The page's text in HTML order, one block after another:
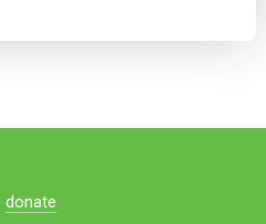
donate